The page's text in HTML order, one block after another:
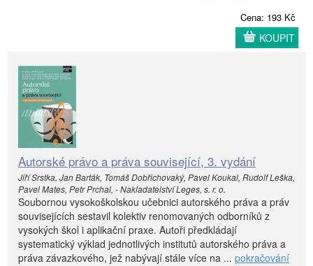
Cena: 193 Kč
KOUPIT
Autorské právo a práva související, 3. vydání
Jiří Srstka, Jan Barták, Tomáš Dobřichovaký, Pavel Koukal, Rudolf Leška,
Pavel Mates, Petr Prchal, - Nakladatelství Leges, s. r. o.
Soubornou vysokoškolskou učebnici autorského práva a práv
souvisejících sestavil kolektiv renomovaných odborníků z
vysokých škol i aplikační praxe. Autoři předkládají
systematický výklad jednotlivých institutů autorského práva a
práva závazkového, jež nabývají stále více na ... pokračování